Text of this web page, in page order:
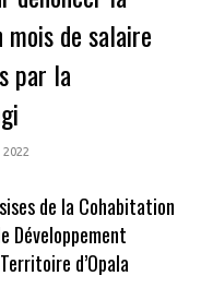
mois de salaire
par la
2022
de la Cohabitation
Développement
d’Opala